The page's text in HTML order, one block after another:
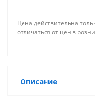
Цена действительна
отличаться от цен в
Описание